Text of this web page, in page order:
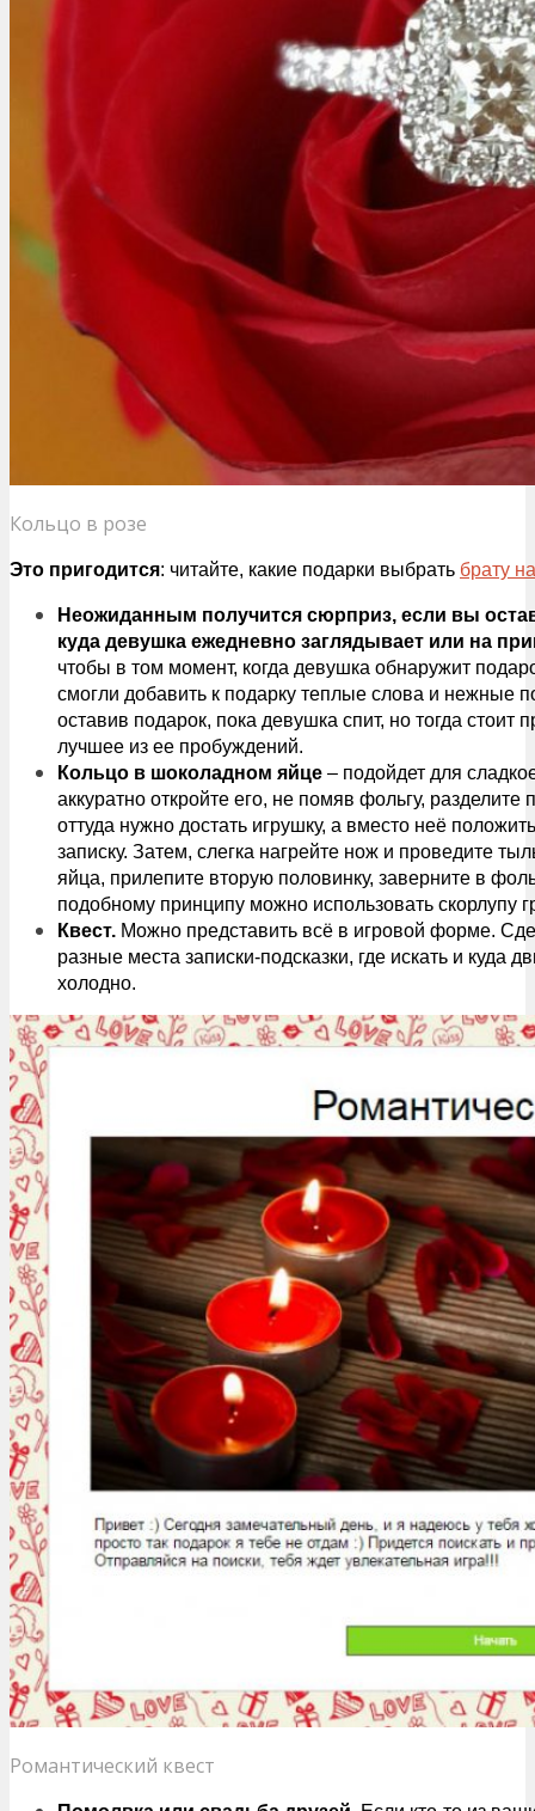
Кольцо в розе
Это пригодится: читайте, какие подарки выбрать брату
Неожиданным получится сюрприз, если вы
куда девушка ежедневно заглядывает или на
чтобы в том момент, когда девушка обнаружит
смогли добавить к подарку теплые слова и нежные
оставив подарок, пока девушка спит, но тогда стоит
лучшее из ее пробуждений.
Кольцо в шоколадном яйце – подойдет для
аккуратно откройте его, не помяв фольгу,
оттуда нужно достать игрушку, а вместо неё
записку. Затем, слегка нагрейте нож и проведите
яйца, прилепите вторую половинку, заверните в
подобному принципу можно использовать скорлупу
Квест. Можно представить всё в игровой форме.
разные места записки-подсказки, где искать и куда
холодно.
Романтический квест